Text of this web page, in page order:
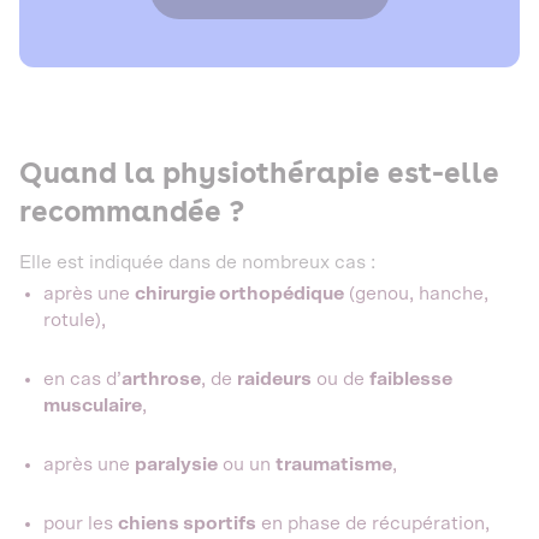
Quand la physiothérapie est-elle
recommandée ?
Elle est indiquée dans de nombreux cas :
après une chirurgie orthopédique (genou, hanche,
rotule),
en cas d’arthrose, de raideurs ou de faiblesse
musculaire,
après une paralysie ou un traumatisme,
pour les chiens sportifs en phase de récupération,